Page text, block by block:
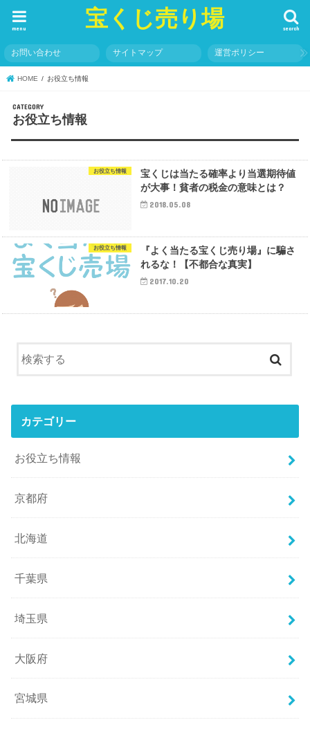
宝くじ売り場 search
menu
お問い合わせ サイトマップ 運営ポリシー
HOME お役立ち情報
お役立ち情報
お役立ち情報
宝くじは当たる確率より当選期待値
が大事！貧者の税金の意味とは？
2018.05.08
お役立ち情報
『よく当たる宝くじ売り場』に騙さ
れるな！【不都合な真実】
2017.10.20
カテゴリー
お役立ち情報
京都府
北海道
千葉県
埼玉県
大阪府
宮城県